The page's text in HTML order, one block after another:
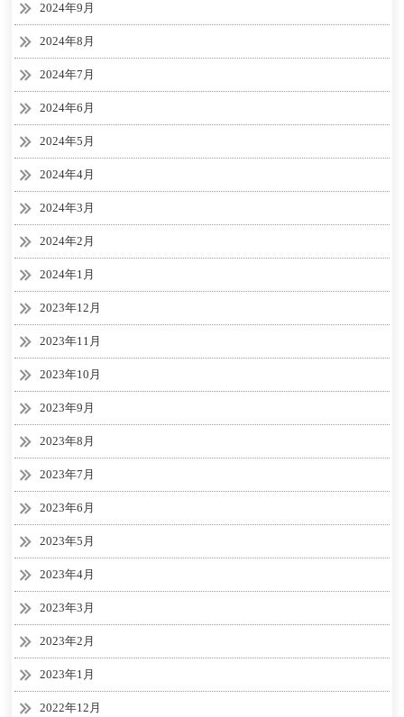
2024年9月
2024年8月
2024年7月
2024年6月
2024年5月
2024年4月
2024年3月
2024年2月
2024年1月
2023年12月
2023年11月
2023年10月
2023年9月
2023年8月
2023年7月
2023年6月
2023年5月
2023年4月
2023年3月
2023年2月
2023年1月
2022年12月